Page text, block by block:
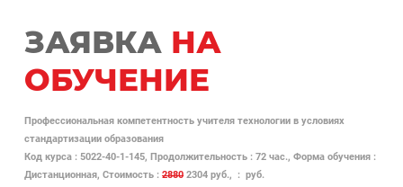
ЗАЯВКА НА
ОБУЧЕНИЕ
Профессиональная компетентность учителя технологии в условиях
стандартизации образования
Код курса : 5022-40-1-145, Продолжительность : 72 час., Форма обучения :
Дистанционная, Стоимость :28802304 руб., : руб.